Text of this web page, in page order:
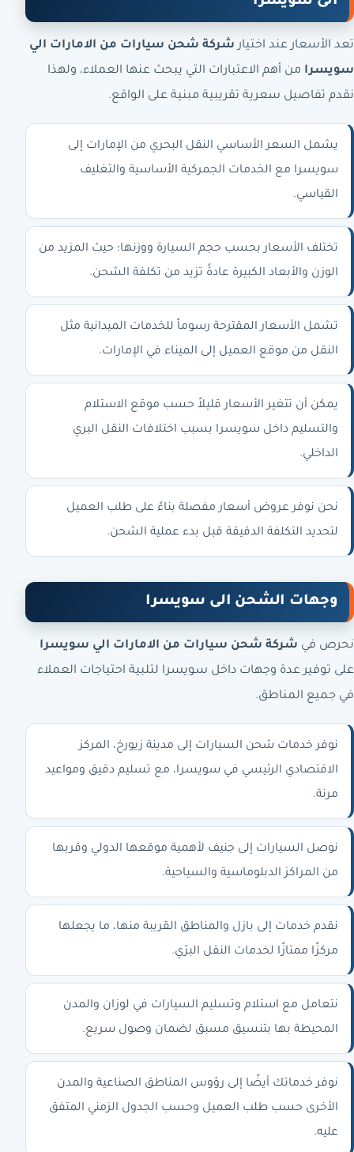
تعد الأسعار عند اختيار شركة شحن سيارات من الامارات الي
سويسرا من أهم الاعتبارات التي يبحث عنها العملاء، ولهذا
نقدم تفاصيل سعرية تقريبية مبنية على الواقع.
يشمل السعر الأساسي النقل البحري من الإمارات إلى
سويسرا مع الخدمات الجمركية الأساسية والتغليف
القياسي.
تختلف الأسعار بحسب حجم السيارة ووزنها؛ حيث المزيد من
الوزن والأبعاد الكبيرة عادةً تزيد من تكلفة الشحن.
تشمل الأسعار المقترحة رسوماً للخدمات الميدانية مثل
النقل من موقع العميل إلى الميناء في الإمارات.
يمكن أن تتغير الأسعار قليلاً حسب موقع الاستلام
والتسليم داخل سويسرا بسبب اختلافات النقل البري
الداخلي.
نحن نوفر عروض أسعار مفصلة بناءً على طلب العميل
لتحديد التكلفة الدقيقة قبل بدء عملية الشحن.
وجهات الشحن الى سويسرا
نحرص في شركة شحن سيارات من الامارات الي سويسرا
على توفير عدة وجهات داخل سويسرا لتلبية احتياجات العملاء
في جميع المناطق.
نوفر خدمات شحن السيارات إلى مدينة زيورخ، المركز
الاقتصادي الرئيسي في سويسرا، مع تسليم دقيق ومواعيد
مرنة.
نوصل السيارات إلى جنيف لأهمية موقعها الدولي وقربها
من المراكز الدبلوماسية والسياحية.
نقدم خدمات إلى بازل والمناطق القريبة منها، ما يجعلها
مركزًا ممتازًا لخدمات النقل البرّي.
نتعامل مع استلام وتسليم السيارات في لوزان والمدن
المحيطة بها بتنسيق مسبق لضمان وصول سريع.
نوفر خدماتك أيضًا إلى رؤوس المناطق الصناعية والمدن
الأخرى حسب طلب العميل وحسب الجدول الزمني المتفق
عليه.